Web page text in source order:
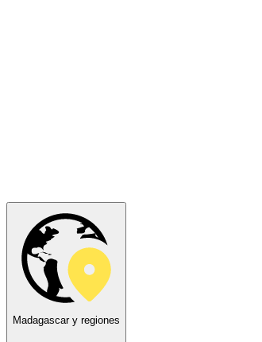
Madagascar y regiones